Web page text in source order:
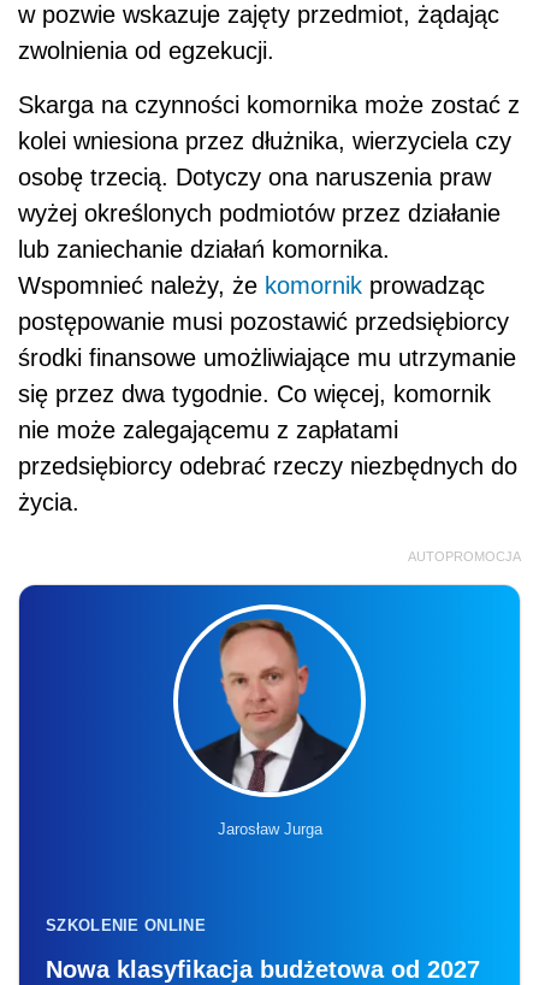
w pozwie wskazuje zajęty przedmiot, żądając
zwolnienia od egzekucji.
Skarga na czynności komornika może zostać z
kolei wniesiona przez dłużnika, wierzyciela czy
osobę trzecią. Dotyczy ona naruszenia praw
wyżej określonych podmiotów przez działanie
lub zaniechanie działań komornika.
Wspomnieć należy, że komornik prowadząc
postępowanie musi pozostawić przedsiębiorcy
środki finansowe umożliwiające mu utrzymanie
się przez dwa tygodnie. Co więcej, komornik
nie może zalegającemu z zapłatami
przedsiębiorcy odebrać rzeczy niezbędnych do
życia.
AUTOPROMOCJA
Jarosław Jurga
SZKOLENIE ONLINE
Nowa klasyfikacja budżetowa od 2027